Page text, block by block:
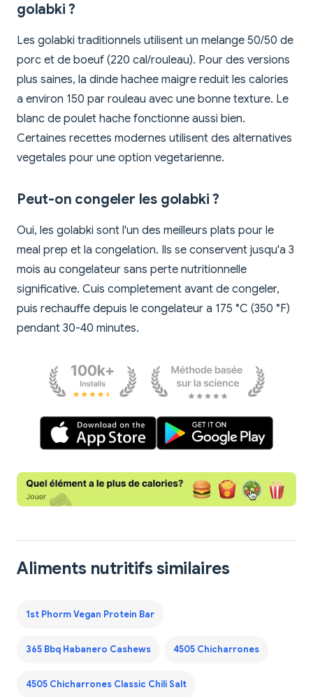
golabki ?
Les golabki traditionnels utilisent un melange 50/50 de
porc et de boeuf (220 cal/rouleau). Pour des versions
plus saines, la dinde hachee maigre reduit les calories
a environ 150 par rouleau avec une bonne texture. Le
blanc de poulet hache fonctionne aussi bien.
Certaines recettes modernes utilisent des alternatives
vegetales pour une option vegetarienne.
Peut-on congeler les golabki ?
Oui, les golabki sont l'un des meilleurs plats pour le
meal prep et la congelation. Ils se conservent jusqu'a 3
mois au congelateur sans perte nutritionnelle
significative. Cuis completement avant de congeler,
puis rechauffe depuis le congelateur a 175 °C (350 °F)
pendant 30-40 minutes.
Aliments nutritifs similaires
1st Phorm Vegan Protein Bar
365 Bbq Habanero Cashews 4505 Chicharrones
4505 Chicharrones Classic Chili Salt